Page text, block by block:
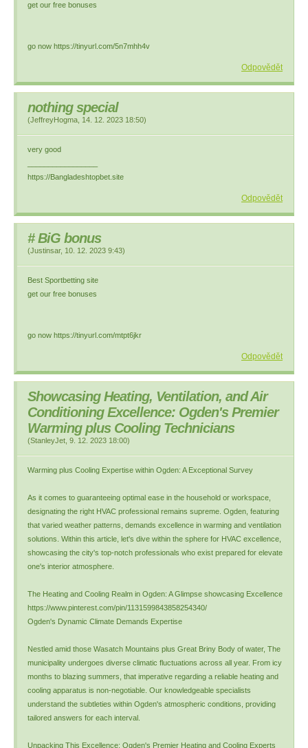
get our free bonuses
go now https://tinyurl.com/5n7mhh4v
Odpovědět
nothing special
(JeffreyHogma 14. 12. 2023 18:50)
very good
https://Bangladeshtopbet.site
Odpovědět
# BіG bonus
(Justinsar, 10. 12. 2023 9:43)
Best Spоrtbеttіng site
get our free bonuses
go now https://tinyurl.com/mtpt6jkr
Odpovědět
Showcasing Heating, Ventilation, and Air
Conditioning Excellence: Ogden's Premier
Warming plus Cooling Technicians
(StanleyJet 9. 12. 2023 18:00)
Warming plus Cooling Expertise within Ogden: A Exceptional Survey
As it comes to guaranteeing optimal ease in the household or workspace,
designating the right HVAC professional remains supreme. Ogden, featuring
that varied weather patterns, demands excellence in warming and ventilation
solutions. Within this article, let's dive within the sphere for HVAC excellence,
showcasing the city's top-notch professionals who exist prepared for elevate
one's interior atmosphere.
The Heating and Cooling Realm in Ogden: A Glimpse showcasing Excellence
https://www.pinterest.com/pin/1131599843858254340/
Ogden's Dynamic Climate Demands Expertise
Nestled amid those Wasatch Mountains plus Great Briny Body of water, The
municipality undergoes diverse climatic fluctuations across all year. From icy
months to blazing summers, that imperative regarding a reliable heating and
cooling apparatus is non-negotiable. Our knowledgeable specialists
understand the subtleties within Ogden's atmospheric conditions, providing
tailored answers for each interval.
Unpacking This Excellence: Ogden's Premier Heating and Cooling Experts